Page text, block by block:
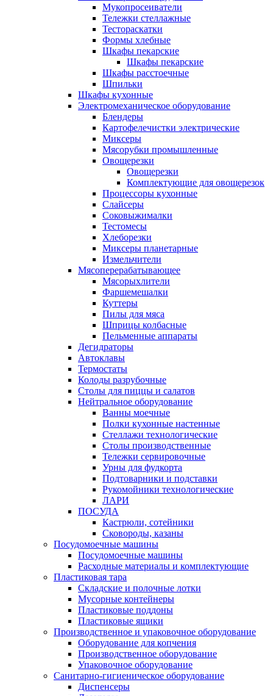
Мукопросеиватели
Тележки стеллажные
Тестораскатки
Формы хлебные
Шкафы пекарские
Шкафы пекарские
Шкафы расстоечные
Шпильки
Шкафы кухонные
Электромеханическое оборудование
Блендеры
Картофелечистки электрические
Миксеры
Мясорубки промышленные
Овощерезки
Овощерезки
Комплектующие для овощерезок
Процессоры кухонные
Слайсеры
Соковыжималки
Тестомесы
Хлеборезки
Миксеры планетарные
Измельчители
Мясоперерабатывающее
Мясорыхлители
Фаршемешалки
Куттеры
Пилы для мяса
Шприцы колбасные
Пельменные аппараты
Дегидраторы
Автоклавы
Термостаты
Колоды разрубочные
Столы для пиццы и салатов
Нейтральное оборудование
Ванны моечные
Полки кухонные настенные
Стеллажи технологические
Столы производственные
Тележки сервировочные
Урны для фудкорта
Подтоварники и подставки
Рукомойники технологические
ЛАРИ
ПОСУДА
Кастрюли, сотейники
Сковороды, казаны
Посудомоечные машины
Посудомоечные машины
Расходные материалы и комплектующие
Пластиковая тара
Складские и полочные лотки
Мусорные контейнеры
Пластиковые поддоны
Пластиковые ящики
Производственное и упаковочное оборудование
Оборудование для копчения
Производственное оборудование
Упаковочное оборудование
Санитарно-гигиеническое оборудование
Диспенсеры